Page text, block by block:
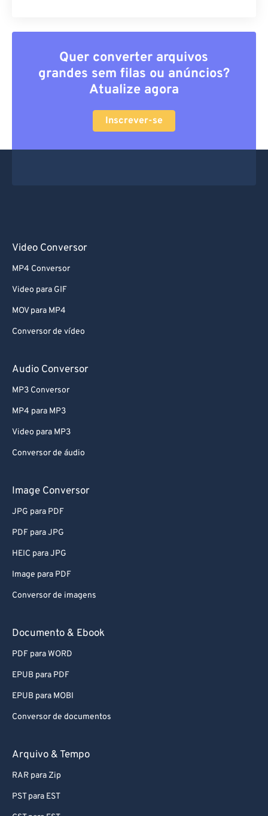
Quer converter arquivos
grandes sem filas ou anúncios?
Atualize agora
Inscrever-se
Video Conversor
MP4 Conversor
Video para GIF
MOV para MP4
Conversor de vídeo
Audio Conversor
MP3 Conversor
MP4 para MP3
Video para MP3
Conversor de áudio
Image Conversor
JPG para PDF
PDF para JPG
HEIC para JPG
Image para PDF
Conversor de imagens
Documento & Ebook
PDF para WORD
EPUB para PDF
EPUB para MOBI
Conversor de documentos
Arquivo & Tempo
RAR para Zip
PST para EST